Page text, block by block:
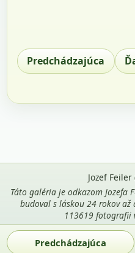
Predchádzajúca
Predchádzajúca
Jozef
Táto galéria je odkazom
budoval s láskou 24 rokov
113619 fotografii
Použitie fotografií z tejto
mena autora Jozef Feiler